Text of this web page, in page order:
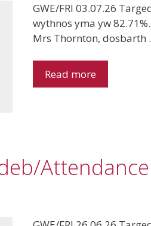
GWE/FRI 03.07.26
wythnos yma yw
Mrs Thornton, dosbarth
Read more
Attendance